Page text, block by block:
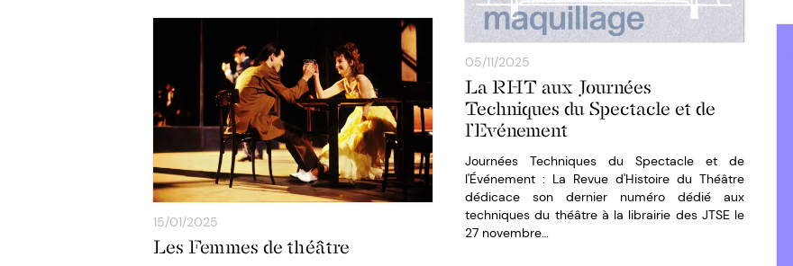
05/11/2025
La RHT aux Journées
Techniques du Spectacle et de
l’Evénement
Journées Techniques du Spectacle et de
l'Événement : La Revue d'Histoire du Théâtre
dédicace son dernier numéro dédié aux
techniques du théâtre à la librairie des JTSE le
27 novembre…
15/01/2025
Les Femmes de théâtre